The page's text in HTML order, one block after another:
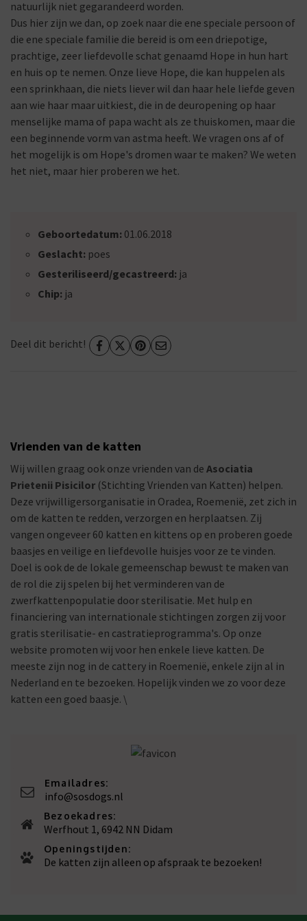
natuurlijk niet gegarandeerd worden.
Dus hier zijn we dan, op zoek naar die ene speciale persoon of
die ene speciale familie die bereid is om een driepotige,
prachtige, zeer liefdevolle schat genaamd Hope in hun hart
en huis op te nemen. Onze lieve Hope, die kan huppelen als
een sprinkhaan, die niets liever wil dan haar hele liefde geven
aan wie haar maar uitkiest, die in de deuropening op haar
menselijke mama of papa wacht als ze thuiskomen, maar die
een beginnende vorm van astma heeft. We vragen ons af of
het mogelijk is om Hope's dromen waar te maken? We weten
het niet, maar hier proberen we het.
Geboortedatum: 01.06.2018
Geslacht: poes
Gesteriliseerd/gecastreerd: ja
Chip: ja
Deel dit bericht!
Vrienden van de katten
Wij willen graag ook onze vrienden van de Asociatia
Prietenii Pisicilor (Stichting Vrienden van Katten) helpen.
Deze vrijwilligersorganisatie in Oradea, Roemenië, zet zich in
om de katten te redden, verzorgen en herplaatsen. Zij
vangen ongeveer 60 katten en kittens op en proberen goede
baasjes en veilige en liefdevolle huisjes voor ze te vinden.
Doel is ook de de lokale gemeenschap bewust te maken van
de rol die zij spelen bij het verminderen van de
zwerfkattenpopulatie door sterilisatie. Met hulp en
financiering van internationale stichtingen zorgen zij voor
gratis sterilisatie- en castratieprogramma's. Op onze
website promoten wij voor hen enkele lieve katten. De
meeste zijn nog in de cattery in Roemenië, enkele zijn al in
Nederland en te bezoeken. Hopelijk vinden we zo voor deze
katten een goed baasje. \
Emailadres:
info@sosdogs.nl
Bezoekadres:
Werfhout 1, 6942 NN Didam
Openingstijden:
De katten zijn alleen op afspraak te bezoeken!